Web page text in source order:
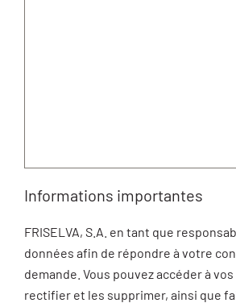
Informations importantes
FRISELVA, S.A. en tant que
données afin de répondre à votre
demande. Vous pouvez accéder à
rectifier et les supprimer, ainsi que